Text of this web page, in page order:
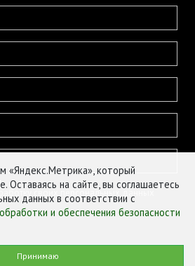
своих персональных данных
2026
«Яндекс.Метрика», который
Оставаясь на сайте, вы соглашаетесь
данных в соответствии с
и обеспечения безопасности
Принимаю